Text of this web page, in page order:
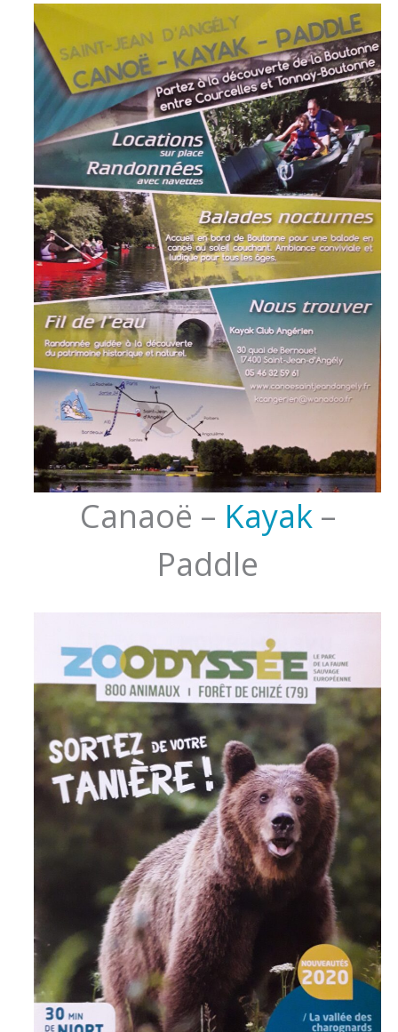
Canaoë – Kayak–
Paddle